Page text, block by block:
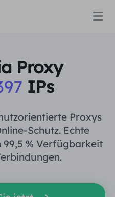
Proxy
$0.8/GB
$0.28/IP/Tag
Proxy
IPs
Proxys
Schutz. Echte
99,5 % Verfügbarkeit